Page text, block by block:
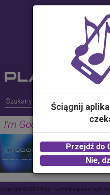
celu realizacji
Polityką
Możesz
plików
I'm Good (Blue)
DAVID GUETTA, BEBE
2.00 zł -KUP
Copyright © 2015 Play – wszelkie prawa
Ściągnij
Przejdź do
Nie,